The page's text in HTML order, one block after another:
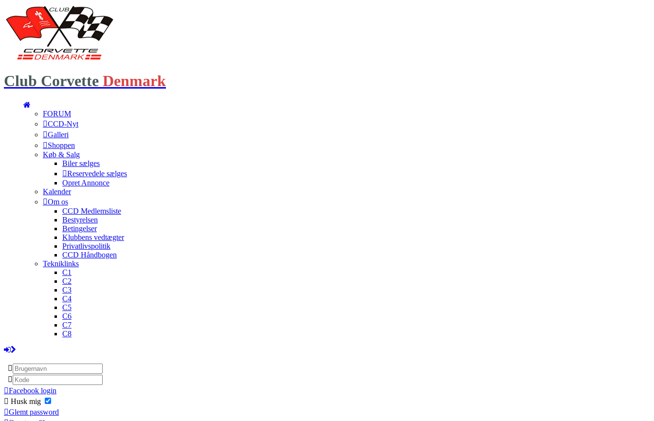
Club Corvette Denmark
FORUM
CCD-Nyt
Galleri
Shoppen
Køb & Salg
Biler sælges
Reservedele sælges
Opret Annonce
Kalender
Om os
CCD Medlemsliste
Bestyrelsen
Betingelser
Klubbens vedtægter
Privatlivspolitik
CCD Håndbogen
Tekniklinks
C1
C2
C3
C4
C5
C6
C7
C8
Facebook login
Husk mig
Glemt password